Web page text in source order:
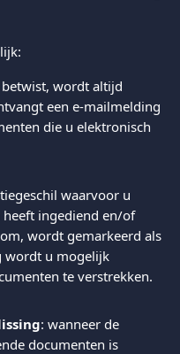
betwist, wordt altijd
een e-mailmelding
die u elektronisch
waarvoor u
ingediend en/of
wordt gemarkeerd als
wordt u mogelijk
te verstrekken.
: wanneer de
documenten is